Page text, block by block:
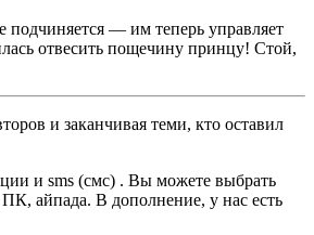
— им теперь управляет
отвесить пощечину принцу! Стой,
и заканчивая теми, кто оставил
и sms (смс) . Вы можете выбрать
айпада. В дополнение, у нас есть